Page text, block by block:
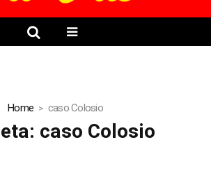
Home caso Colosio
caso Colosio